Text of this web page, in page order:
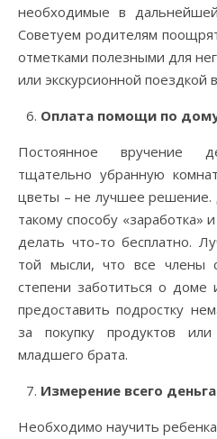
необходимые в
Советуем родителям
отметками полезными для
или экскурсионной поездкой
Оплата помощи по
Постоянное вручение
тщательно убранную
цветы – не лучшее решение.
такому способу «заработка»
делать что-то бесплатно.
той мысли, что все члены
степени заботиться о
предоставить подростку
за покупку продуктов
младшего брата.
Измерение всего
Необходимо научить